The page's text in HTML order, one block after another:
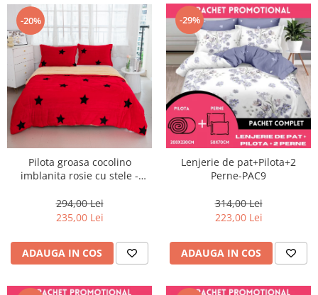
-20%
Pilota groasa cocolino
imblanita rosie cu stele -
294,00 Lei
235,00 Lei
ADAUGA IN COS
-29%
Lenjerie de pat+Pilota+2
Perne-PAC9
314,00 Lei
223,00 Lei
ADAUGA IN COS